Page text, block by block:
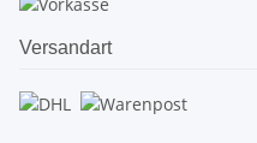
Versandart